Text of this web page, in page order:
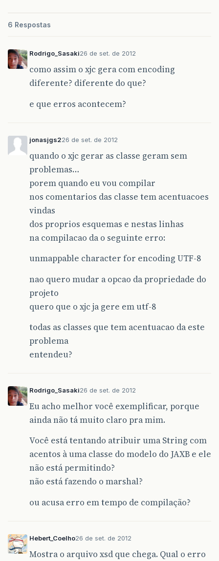
6 Respostas
Rodrigo_Sasaki26 de set. de 2012
como assim o xjc gera com encoding
diferente? diferente do que?
e que erros acontecem?
jonasjgs226 de set. de 2012
quando o xjc gerar as classe geram sem
problemas…
porem quando eu vou compilar
nos comentarios das classe tem acentuacoes
vindas
dos proprios esquemas e nestas linhas
na compilacao da o seguinte erro:
unmappable character for encoding UTF-8
nao quero mudar a opcao da propriedade do
projeto
quero que o xjc ja gere em utf-8
todas as classes que tem acentuacao da este
problema
entendeu?
Rodrigo_Sasaki26 de set. de 2012
Eu acho melhor você exemplificar, porque
ainda não tá muito claro pra mim.
Você está tentando atribuir uma String com
acentos à uma classe do modelo do JAXB e ele
não está permitindo?
não está fazendo o marshal?
ou acusa erro em tempo de compilação?
Hebert_Coelho26 de set. de 2012
Mostra o arquivo xsd que chega. Qual o erro